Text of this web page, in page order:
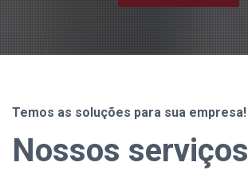
Temos as soluções para sua empresa!
Nossos serviços